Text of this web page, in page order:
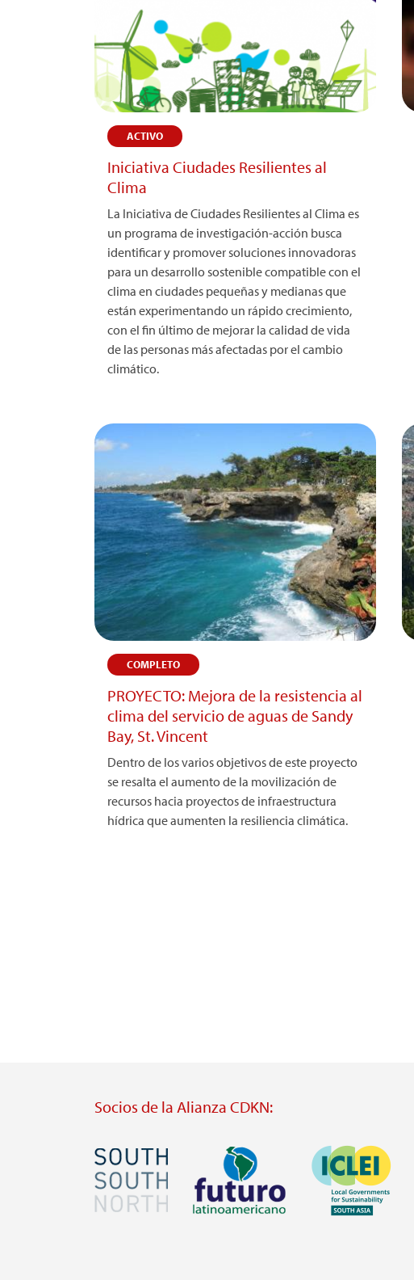
ACTIVO
Iniciativa Ciudades Resilientes al
Clima
La Iniciativa de Ciudades Resilientes al Clima es
un programa de investigación-acción busca
identificar y promover soluciones innovadoras
para un desarrollo sostenible compatible con el
clima en ciudades pequeñas y medianas que
están experimentando un rápido crecimiento,
con el fin último de mejorar la calidad de vida
de las personas más afectadas por el cambio
climático.
COMPLETO
PROYECTO: Mejora de la resistencia al
clima del servicio de aguas de Sandy
Bay, St. Vincent
Dentro de los varios objetivos de este proyecto
se resalta el aumento de la movilización de
recursos hacia proyectos de infraestructura
hídrica que aumenten la resiliencia climática.
Socios de la Alianza CDKN:
Imagen Imagen Imagen